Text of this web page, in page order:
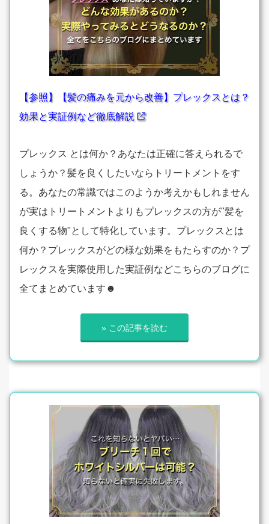
【参照】【髪の痛みを元から改善】プレックスとは？
効果と実証例など徹底解説
プレックス とは何か？あなたは正確に答えられるで
しょうか？髪を良くしたいならトリートメントをす
る。あなたの常識ではこのようか考えかもしれません
が実はトリートメントよりもプレックスの方が"髪を
良くする物"として特化しています。プレックスとは
何か？プレックスがどの様な効果をもたらすのか？プ
レックスを実際使用した実証例などこちらのブログに
全てまとめています☻
» この記事を読む